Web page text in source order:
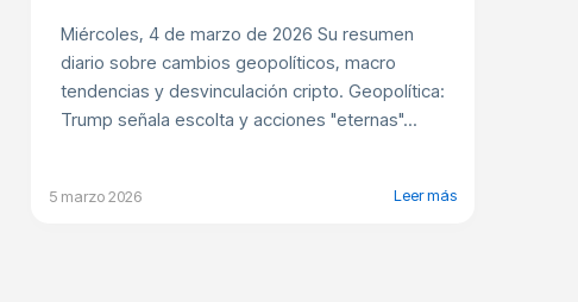
Miércoles, 4 de marzo de 2026 Su resumen
diario sobre cambios geopolíticos, macro
tendencias y desvinculación cripto. Geopolítica:
Trump señala escolta y acciones "eternas"...
5 marzo 2026 Leer más